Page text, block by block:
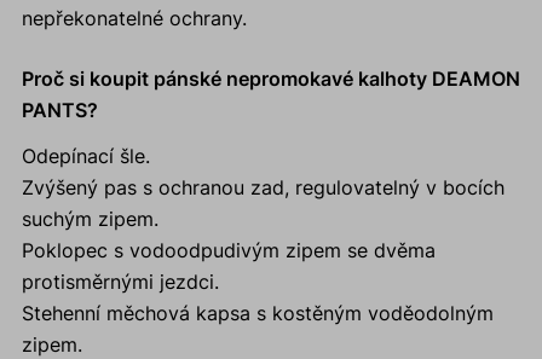
nepřekonatelné ochrany.
Proč si koupit pánské nepromokavé kalhoty DEAMON
PANTS?
Odepínací šle.
Zvýšený pas s ochranou zad, regulovatelný v bocích
suchým zipem.
Poklopec s vodoodpudivým zipem se dvěma
protisměrnými jezdci.
Stehenní měchová kapsa s kostěným voděodolným
zipem.